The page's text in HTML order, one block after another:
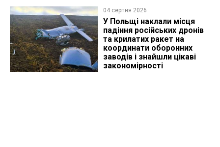
04 серпня 2026
У Польщі наклали місця
падіння російських дронів
та крилатих ракет на
координати оборонних
заводів і знайшли цікаві
закономірності